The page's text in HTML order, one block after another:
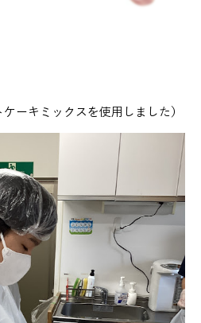
ーキミックスを使用しました）